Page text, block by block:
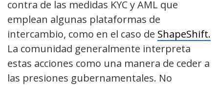
contra de las medidas KYC y AML que
emplean algunas plataformas de
intercambio, como en el caso de ShapeShift.
La comunidad generalmente interpreta
estas acciones como una manera de ceder a
las presiones gubernamentales. No